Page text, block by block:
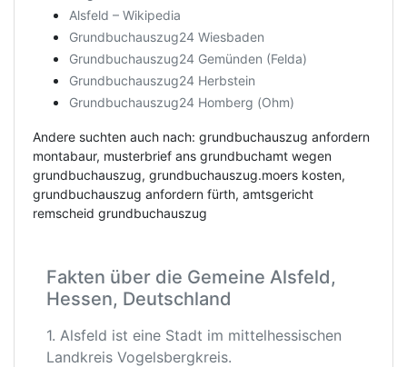
Alsfeld – Wikipedia
Grundbuchauszug24 Wiesbaden
Grundbuchauszug24 Gemünden (Felda)
Grundbuchauszug24 Herbstein
Grundbuchauszug24 Homberg (Ohm)
Andere suchten auch nach: grundbuchauszug anfordern
montabaur, musterbrief ans grundbuchamt wegen
grundbuchauszug, grundbuchauszug.moers kosten,
grundbuchauszug anfordern fürth, amtsgericht
remscheid grundbuchauszug
Fakten über die Gemeine Alsfeld,
Hessen, Deutschland
1. Alsfeld ist eine Stadt im mittelhessischen
Landkreis Vogelsbergkreis.